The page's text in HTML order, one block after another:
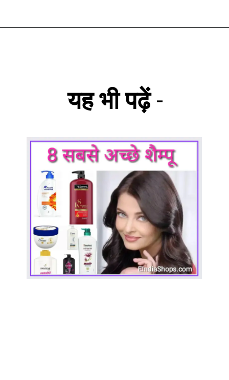
यह भी पढ़ें-